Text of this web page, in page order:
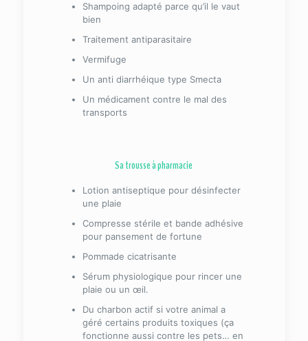
Shampoing adapté parce qu’il le vaut
bien
Traitement antiparasitaire
Vermifuge
Un anti diarrhéique type Smecta
Un médicament contre le mal des
transports
Sa trousse à pharmacie
Lotion antiseptique pour désinfecter
une plaie
Compresse stérile et bande adhésive
pour pansement de fortune
Pommade cicatrisante
Sérum physiologique pour rincer une
plaie ou un œil.
Du charbon actif si votre animal a
géré certains produits toxiques (ça
fonctionne aussi contre les pets… en